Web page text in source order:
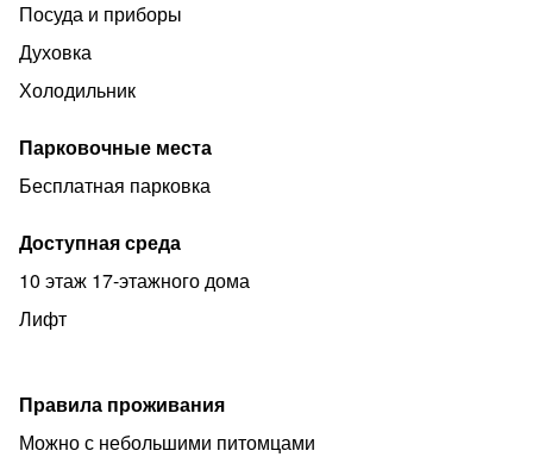
- Кафе и рестораны на любой вкус
- Продуктовые и хозяйственные магазины
Мы стараемся сделать ваш отдых максимально
комфортным!
Посуда и приборы
Духовка
Холодильник
Парковочные места
Бесплатная парковка
Доступная среда
10 этаж 17-этажного дома
Лифт
Правила проживания
Можно с небольшими питомцами